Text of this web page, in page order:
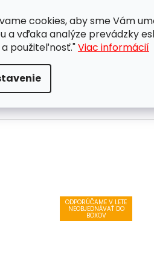
cookies, aby sme Vám
a vďaka analýze prevádzky
použiteľnosť."Viac informácií
PODPORA OBCHODNÉ
ODPORÚČAME V LETE
NEOBJEDNÁVAŤ DO
BOXOV